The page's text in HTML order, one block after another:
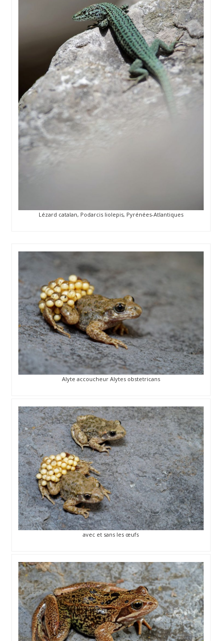
Lézard catalan, Podarcis liolepis, Pyrénées-Atlantiques
Alyte accoucheur Alytes obstetricans
avec et sans les œufs